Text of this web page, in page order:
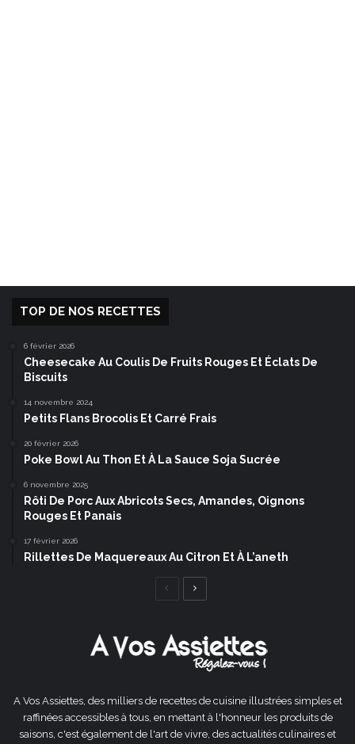
TOP DE NOS RECETTES
6 février 2026
Cheesecake Au Coulis De Fruits Rouges Et Éclats De
Biscuits
14 novembre 2024
Petits Flans Brocolis Et Carré Frais
20 février 2026
Poke Bowl Au Thon Et À La Sauce Soja Sucrée
6 novembre 2025
Rôti De Porc Aux Abricots Secs, Amandes, Oignons
Rouges Et Panais
17 février 2026
Rillettes De Maquereaux Au Citron Et À L’aneth
Page
A Vos Assiettes, des milliers de recettes de cuisine illustrées simples et
raffinées accessibles à tous, en mettant à l'honneur les produits de
saisons, c'est également de l'art de vivre, des actualités culinaires et